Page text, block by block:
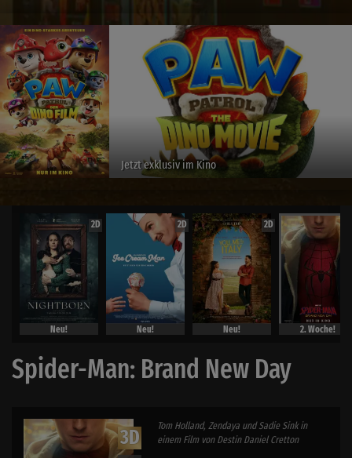
Jetzt exklusiv im Kino
2D
Neu!
2D
Neu!
2D
Neu! 2. Woche!
Spider-Man: Brand New Day
3D
Tom Holland, Zendaya und Sadie Sink in
einem Film von Destin Daniel Cretton